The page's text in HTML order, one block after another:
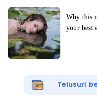
Telusuri